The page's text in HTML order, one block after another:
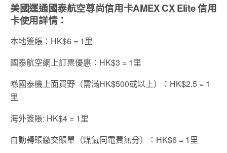
美國運通國泰航空尊尚信用卡AMEX CX Elite信用
卡使用詳情：
本地簽賬：HK$6 = 1里
國泰航空網上訂票優惠：HK$3 = 1里
喺國泰機上面買野（需滿HK$500或以上）：HK$2.5 = 1
里
海外簽賬: HK$4 = 1里
自動轉賬繳交賬單（煤氣同電費無分）：HK$6 = 1里